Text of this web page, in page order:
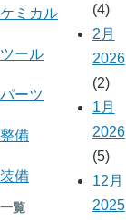
ク:
YBR125
メ
モ
ケミカル
ツール
パーツ
整備
装備
一覧
(4)
2月
2026
(2)
1月
2026
(5)
12月
2025